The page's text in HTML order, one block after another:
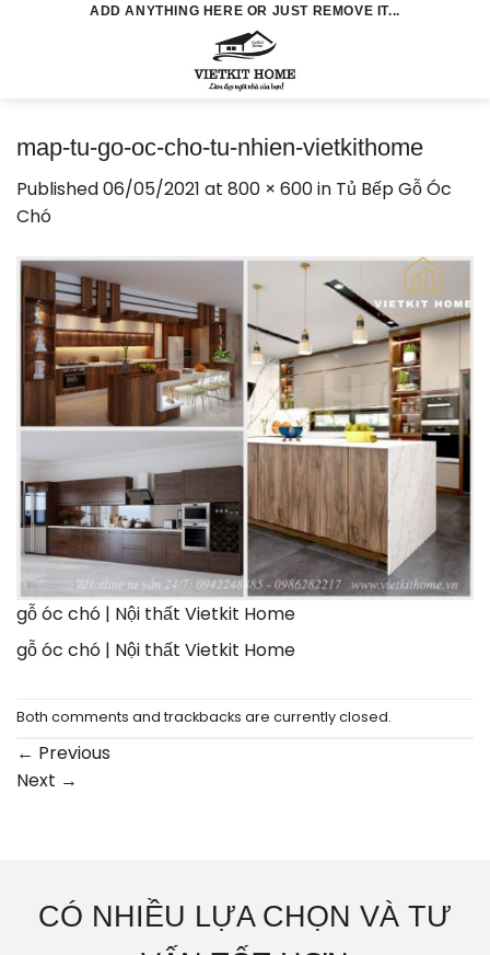
ADD ANYTHING HERE OR JUST REMOVE IT...
map-tu-go-oc-cho-tu-nhien-vietkithome
Published06/05/2021 at 800 × 600in Tủ Bếp Gỗ Óc
Chó
gỗ óc chó | Nội thất Vietkit Home
gỗ óc chó | Nội thất Vietkit Home
Both comments and trackbacks are currently closed.
← Previous
Next →
CÓ NHIỀU LỰA CHỌN VÀ TƯ